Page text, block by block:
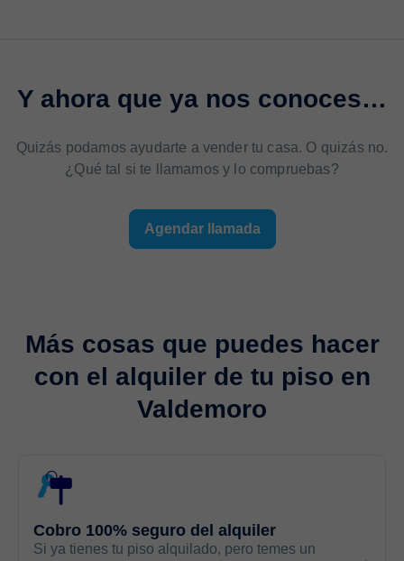
Y ahora que ya nos conoces…
Quizás podamos ayudarte a vender tu casa. O quizás no.
¿Qué tal si te llamamos y lo compruebas?
Agendar llamada
Más cosas que puedes hacer
con el alquiler de tu piso en
Valdemoro
Cobro 100% seguro del alquiler
Si ya tienes tu piso alquilado, pero temes un